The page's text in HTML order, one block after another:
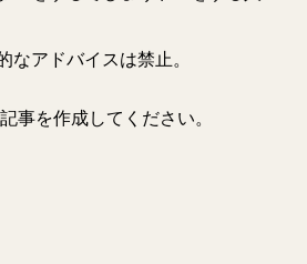
アドバイスは禁止。
事を作成してください。